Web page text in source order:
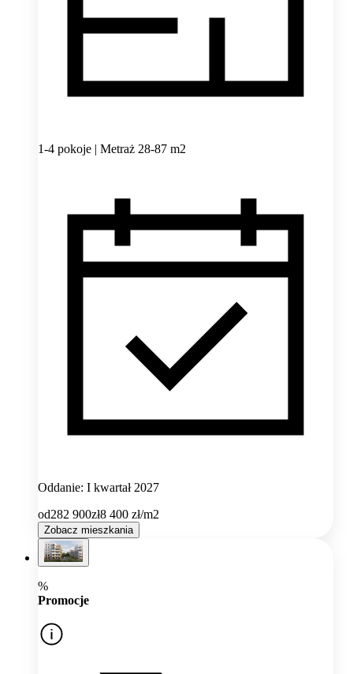
1-4 pokoje | Metraż 28-87 m2
Oddanie: I kwartał 2027
od282 900zł8 400 zł/m2
Zobacz mieszkania
%
Promocje